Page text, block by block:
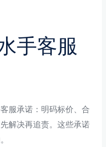
手客服
服承诺：明码标价、合
解决再追责。这些承诺